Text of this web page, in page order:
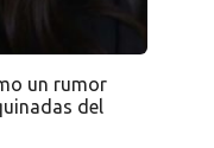
un rumor
del